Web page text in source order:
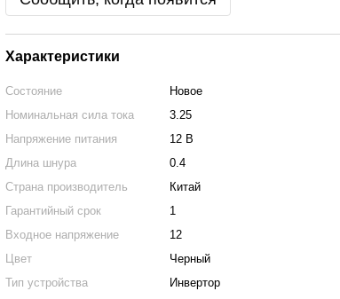
Характеристики
Состояние
Новое
Номинальная сила тока
3.25
Напряжение питания
12 В
Длина шнура
0.4
Страна производитель
Китай
Гарантийный срок
1
Входное напряжение
12
Цвет
Черный
Тип устройства
Инвертор